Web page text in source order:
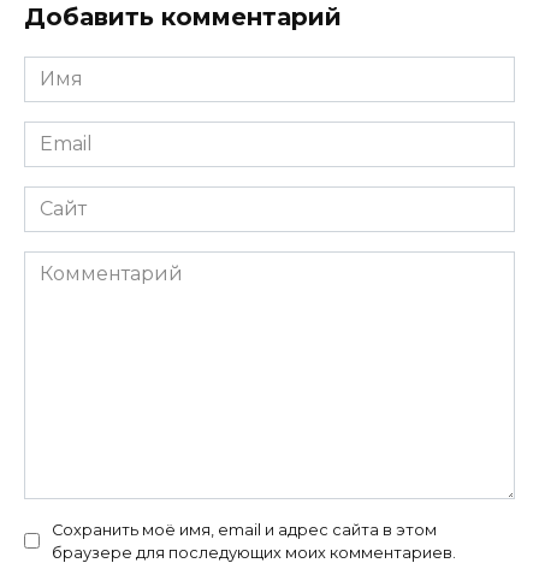
Добавить комментарий
Имя
*
Email
*
Сайт
Комментарий
Сохранить моё имя, email и адрес сайта в этом
браузере для последующих моих комментариев.